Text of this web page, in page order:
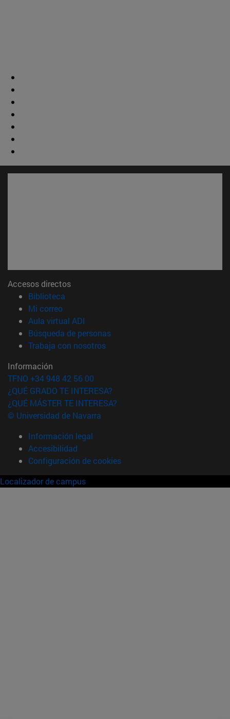
Accesos directos
Biblioteca
Mi correo(abre en nueva ventana)
Aula virtual ADI
Búsqueda de personas(abre en nueva ventana)
Trabaja con nosotros(abre en nueva ventana)
Información
TFNO +34 948 42 56 00
¿QUÉ GRADO TE INTERESA?
¿QUÉ MÁSTER TE INTERESA?
© Universidad de Navarra
Información legal
Accesibilidad
Configuración de cookies
Localizador de campus